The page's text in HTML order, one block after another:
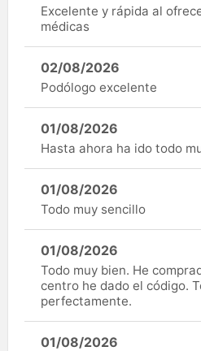
Excelente y rápida al
médicas
02/08/2026
Podólogo excelente
01/08/2026
Hasta ahora ha ido todo
01/08/2026
Todo muy sencillo
01/08/2026
Todo muy bien. He
centro he dado el código.
perfectamente.
01/08/2026